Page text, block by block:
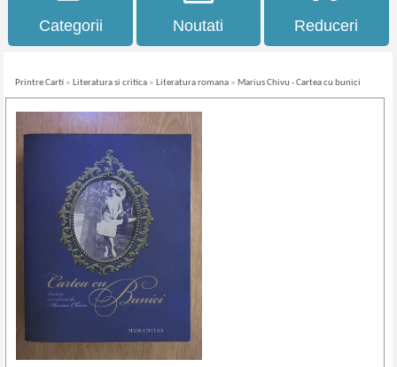
Categorii Noutati Reduceri
Printre Carti » Literatura si critica » Literatura romana » Marius Chivu - Cartea cu bunici